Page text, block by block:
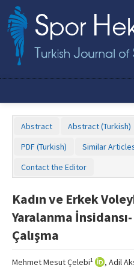
Editorial Board
Instructions to Authors
Copyright Transfer Form
Abstract Abstract (Turkish)
PDF (Turkish)
Similar
Contact the Editor
Kadın ve Erkek
Yaralanma
Çalışma
Mehmet Mesut Çelebi1 , Adil